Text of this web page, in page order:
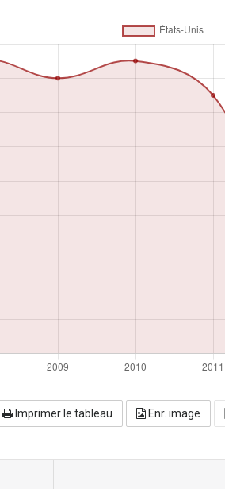
Imprimer le tableau Enr. image